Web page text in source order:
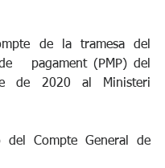
de la tramesa del
pagament (PMP) del
de 2020 al Ministeri
del Compte General de